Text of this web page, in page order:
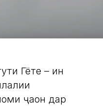
Гёте – ин
ҷаҳон дар